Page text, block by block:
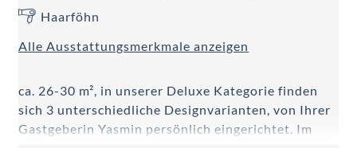
Haarföhn
Alle Ausstattungsmerkmale anzeigen
ca. 26-30 m², in unserer Deluxe Kategorie finden
sich 3 unterschiedliche Designvarianten, von Ihrer
Gastgeberin Yasmin persönlich eingerichtet. Im